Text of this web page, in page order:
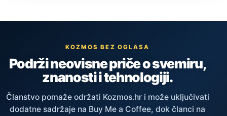
KOZMOS BEZ OGLASA
Podrži neovisne priče o svemiru,
znanosti i tehnologiji.
Članstvo pomaže održati Kozmos.hr i može uključivati
dodatne sadržaje na Buy Me a Coffee, dok članci na